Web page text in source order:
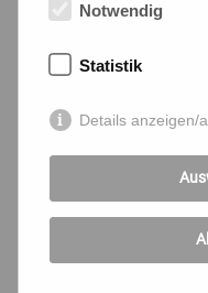
in der Gruppe an. Sie
der Trainingsgruppe.
Raum der LIMA
Ängste, Hoffnungen
Älterwerdens können
werden.
Notwendig
Statistik
Details anzeigen/